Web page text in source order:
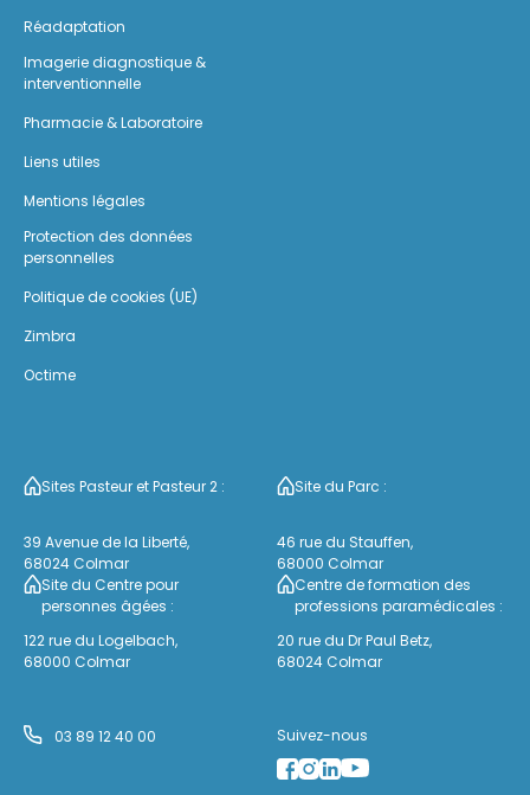
Réadaptation
Imagerie diagnostique &
interventionnelle
Pharmacie & Laboratoire
Liens utiles
Mentions légales
Protection des données
personnelles
Politique de cookies (UE)
Zimbra
Octime
03 89 12 40 00 Suivez-nous
Sites Pasteur et Pasteur 2 :
39 Avenue de la Liberté,
68024 Colmar
Site du Parc :
46 rue du Stauffen,
68000 Colmar
Site du Centre pour
personnes âgées :
122 rue du Logelbach,
68000 Colmar
Centre de formation des
professions paramédicales :
20 rue du Dr Paul Betz,
68024 Colmar